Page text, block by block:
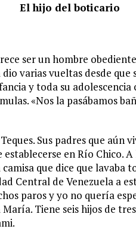
El hijo del boticario
ser un hombre
varias vueltas desde que
y toda su
«Nos la pasábamos
Sus padres ­que aún
en Río Chico.
que dice que lavaba
Central de Venezuela a
paros y yo no quería
Tiene seis hijos de